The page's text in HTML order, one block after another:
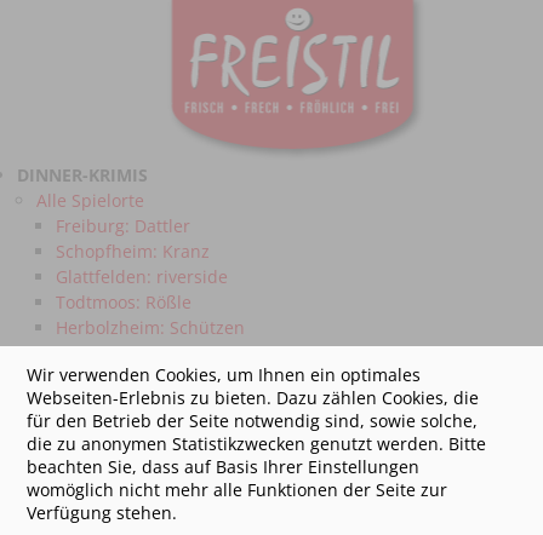
DINNER-KRIMIS
Alle Spielorte
Freiburg: Dattler
Schopfheim: Kranz
Glattfelden: riverside
Todtmoos: Rößle
Herbolzheim: Schützen
Bad Bellingen: Ettenbühl
Titisee: Jostalstüble
Tickets für Dinner-Krimis
Alle Mordfälle
Mord am Filmset
Mord auf dem Betriebsfest
Mord auf dem Klassentreffen
Wir verwenden Cookies, um Ihnen ein optimales
Webseiten-Erlebnis zu bieten. Dazu zählen Cookies, die
für den Betrieb der Seite notwendig sind, sowie solche,
die zu anonymen Statistikzwecken genutzt werden. Bitte
beachten Sie, dass auf Basis Ihrer Einstellungen
womöglich nicht mehr alle Funktionen der Seite zur
Verfügung stehen.